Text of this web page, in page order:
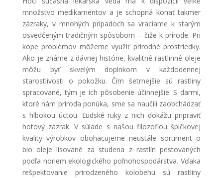
množstvo medikamentov a je schopná konať takmer
zázraky, v mnohých prípadoch sa vraciame k starým
osvedčeným tradičným spôsobom – čiže k prírode. Pri
kope problémov môžeme využiť prírodné prostriedky.
Ako je známe z dávnej histórie, kvalitné rastlinné oleje
môžu byť skvelým doplnkom v každodennej
starostlivosti o pokožku. Čím šetrnejšie sú rastliny
spracované, tým je ich pôsobenie účinnejšie. S darmi,
ktoré nám príroda ponúka, sme sa naučili zaobchádzať
s hlbokou úctou. Ľudské ruky z nich dokážu pripraviť
hotový zázrak. V súlade s našou filozofiou špičkovej
kvality výrobkov obohacujeme neustále sortiment o
bio oleje lisované za studena z rastlín pestovaných
podľa noriem ekologického poľnohospodárstva. Vďaka
rešpektovanie prirodzeného kolobehu sú rastliny